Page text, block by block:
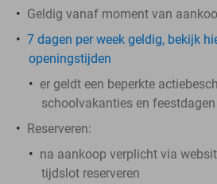
Geldig vanaf moment van
7 dagen per week geldig, bekijk
openingstijden
er geldt een beperkte
schoolvakanties en feestdagen
Reserveren:
na aankoop verplicht via
tijdslot reserveren